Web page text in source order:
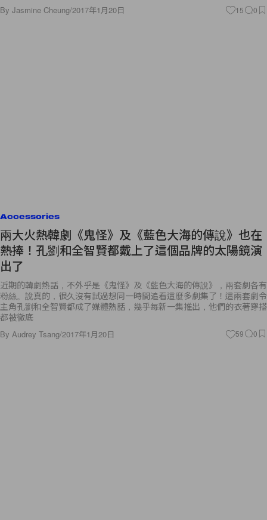
By Jasmine Cheung/2017年1月20日 15 0
Accessories
兩大火熱韓劇《鬼怪》及《藍色大海的傳說》也在
熱捧！孔劉和全智賢都戴上了這個品牌的太陽鏡演
出了
近期的韓劇熱話，不外乎是《鬼怪》及《藍色大海的傳說》，兩套劇各有
粉絲。說真的，很久沒有試過想同一時間追看這麼多劇集了！這兩套劇令
主角孔劉和全智賢都成了媒體熱話，幾乎每新一集推出，他們的衣著穿搭
都被徹底
By Audrey Tsang/2017年1月20日 59 0